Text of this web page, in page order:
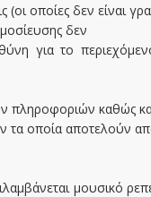
(οι οποίες δεν είναι
δεν
για το
πληροφοριών καθώς
οποία αποτελούν
μουσικό